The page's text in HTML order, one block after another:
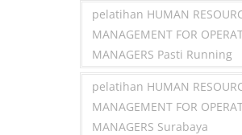
pelatihan HUMAN
MANAGEMENT FOR
MANAGERS Pasti Running
pelatihan HUMAN
MANAGEMENT FOR
MANAGERS Surabaya